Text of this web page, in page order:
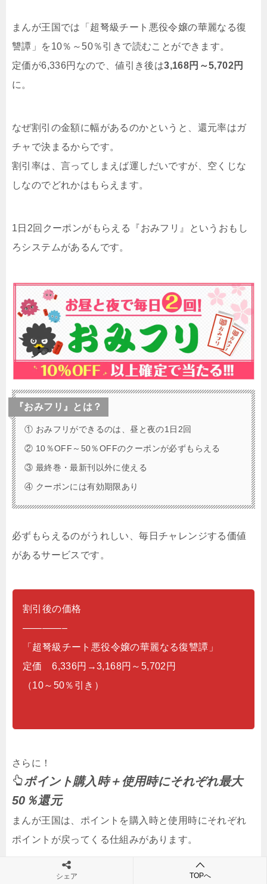
まんが王国では「超弩級チート悪役令嬢の華麗なる復
讐譚」を10％～50％引きで読むことができます。
定価が6,336円なので、値引き後は3,168円～5,702円
に。
なぜ割引の金額に幅があるのかというと、還元率はガ
チャで決まるからです。
割引率は、言ってしまえば運しだいですが、空くじな
しなのでどれかはもらえます。
1日2回クーポンがもらえる『おみフリ』というおもし
ろシステムがあるんです。
『おみフリ』とは？
① おみフリができるのは、昼と夜の1日2回
② 10％OFF～50％OFFのクーポンが必ずもらえる
③ 最終巻・最新刊以外に使える
④ クーポンには有効期限あり
必ずもらえるのがうれしい、毎日チャレンジする価値
があるサービスです。
割引後の価格
————–
「超弩級チート悪役令嬢の華麗なる復讐譚」
定価 6,336円→3,168円～5,702円
（10～50％引き）
さらに！
ポイント購入時＋使用時にそれぞれ最大
50％還元
まんが王国は、ポイントを購入時と使用時にそれぞれ
ポイントが戻ってくる仕組みがあります。
シェア TOPへ